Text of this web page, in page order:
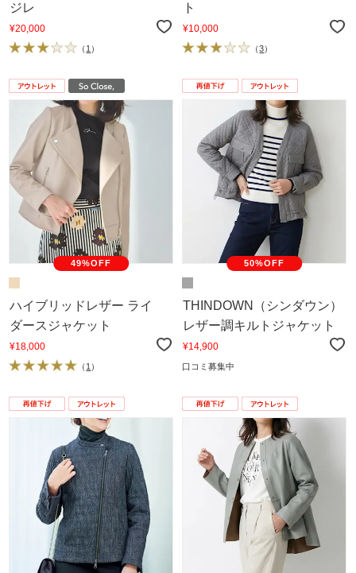
ジレ
¥20,000
（ 1 ）
ト
¥10,000
（3）
49%OFF
ハイブリッドレザー ライ
ダースジャケット
¥18,000
（ 1 ）
50%OFF
THINDOWN（シンダウン）
レザー調キルトジャケット
¥14,900
口コミ募集中